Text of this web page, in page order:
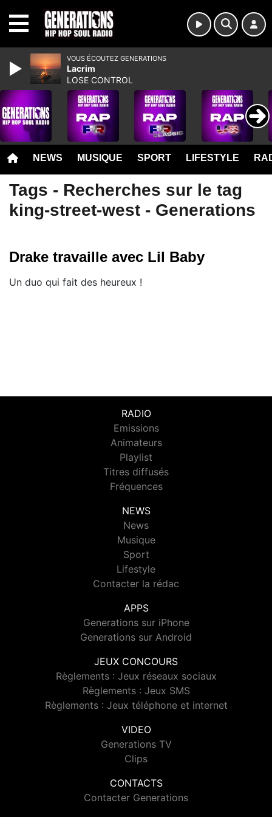
NEWS MUSIQUE SPORT LIFESTYLE
Tags - Recherches sur le tag
king-street-west - Generations
Drake travaille avec Lil Baby
Un duo qui fait des heureux !
RADIO
Emissions
Animateurs
Playlist
Titres diffusés
Fréquences
NEWS
News
Musique
Sport
Lifestyle
Contacter la rédac
APPS
Generations sur iPhone
Generations sur Android
JEUX CONCOURS
Règlements : Jeux réseaux sociaux
Règlements : Jeux SMS
Règlements : Jeux téléphone et internet
VIDEO
Generations TV
Clips
CONTACTS
Contacter Generations
VOUS ÉCOUTEZ GENERATIONS
Lacrim
LOSE CONTROL